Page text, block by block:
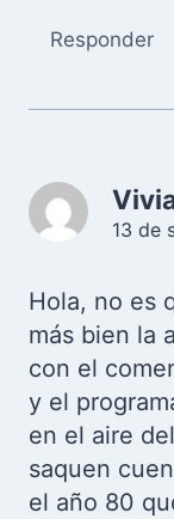
Responder
13 de
Hola, no es
más bien la
con el
y el
en el aire
saquen
el año 80